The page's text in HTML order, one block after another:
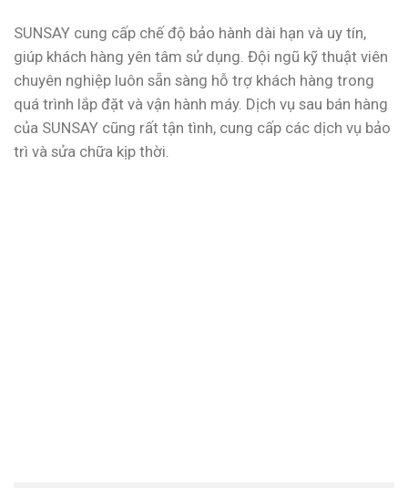
SUNSAY cung cấp chế độ bảo hành dài hạn và uy tín,
giúp khách hàng yên tâm sử dụng. Đội ngũ kỹ thuật viên
chuyên nghiệp luôn sẵn sàng hỗ trợ khách hàng trong
quá trình lắp đặt và vận hành máy. Dịch vụ sau bán hàng
của SUNSAY cũng rất tận tình, cung cấp các dịch vụ bảo
trì và sửa chữa kịp thời.